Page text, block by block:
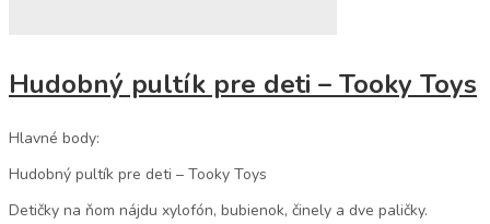
Hudobný pultík pre deti – Tooky Toys
Hlavné body:
Hudobný pultík pre deti – Tooky Toys
Detičky na ňom nájdu xylofón, bubienok, činely a dve paličky.